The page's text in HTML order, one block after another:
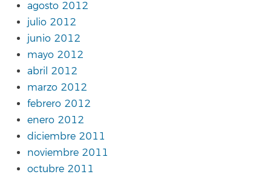
agosto 2012
julio 2012
junio 2012
mayo 2012
abril 2012
marzo 2012
febrero 2012
enero 2012
diciembre 2011
noviembre 2011
octubre 2011